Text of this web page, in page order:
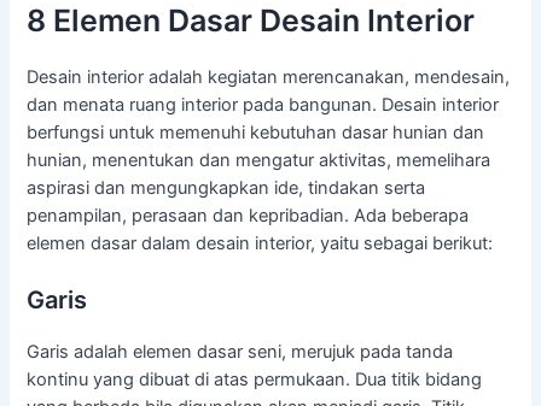
8 Elemen Dasar Desain Interior
Desain interior adalah kegiatan merencanakan, mendesain,
dan menata ruang interior pada bangunan. Desain interior
berfungsi untuk memenuhi kebutuhan dasar hunian dan
hunian, menentukan dan mengatur aktivitas, memelihara
aspirasi dan mengungkapkan ide, tindakan serta
penampilan, perasaan dan kepribadian. Ada beberapa
elemen dasar dalam desain interior, yaitu sebagai berikut:
Garis
Garis adalah elemen dasar seni, merujuk pada tanda
kontinu yang dibuat di atas permukaan. Dua titik bidang